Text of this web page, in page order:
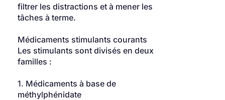
filtrer les distractions et à mener les
tâches à terme.
Médicaments stimulants courants
Les stimulants sont divisés en deux
familles :
1. Médicaments à base de
méthylphénidate